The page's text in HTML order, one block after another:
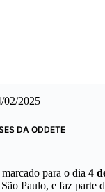
02/2025
DA ODDETE
marcado para o dia 4
Paulo, e faz parte